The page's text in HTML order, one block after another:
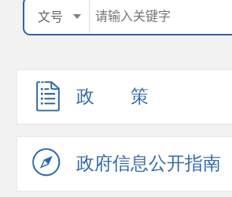
政 策
政府信息公开指南